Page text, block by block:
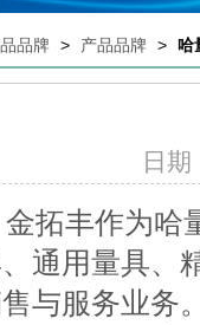
品牌 > 产品品牌 > 哈
日
金拓丰作为哈
通用量具、
与服务业务